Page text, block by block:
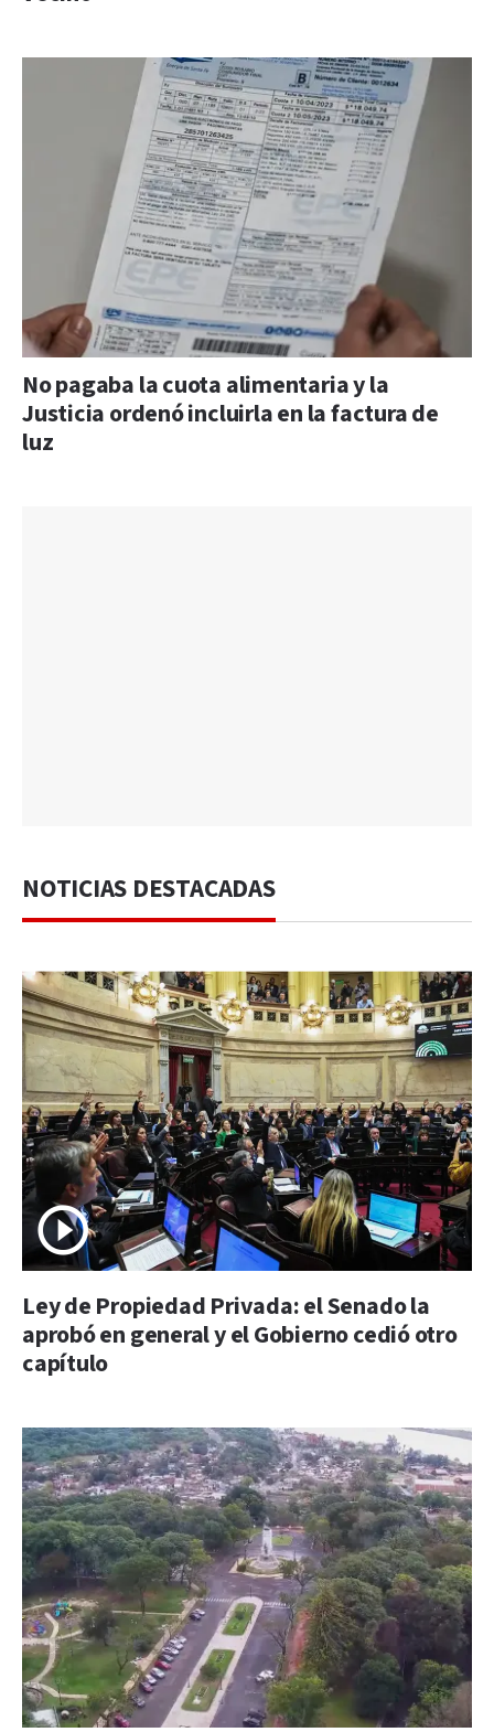
No pagaba la cuota alimentaria y la
Justicia ordenó incluirla en la factura de
luz
NOTICIAS DESTACADAS
Ley de Propiedad Privada: el Senado la
aprobó en general y el Gobierno cedió otro
capítulo